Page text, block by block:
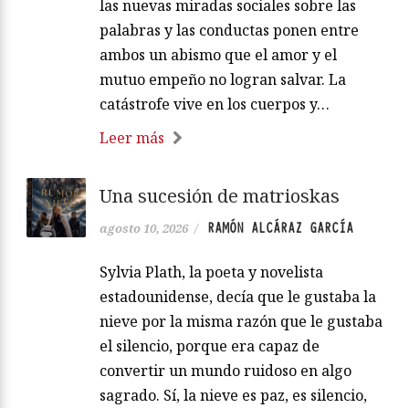
las nuevas miradas sociales sobre las
palabras y las conductas ponen entre
ambos un abismo que el amor y el
mutuo empeño no logran salvar. La
catástrofe vive en los cuerpos y…
Leer más
Una sucesión de matrioskas
agosto 10, 2026 / RAMÓN ALCÁRAZ GARCÍA
Sylvia Plath, la poeta y novelista
estadounidense, decía que le gustaba la
nieve por la misma razón que le gustaba
el silencio, porque era capaz de
convertir un mundo ruidoso en algo
sagrado. Sí, la nieve es paz, es silencio,